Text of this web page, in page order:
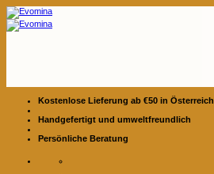
Zum
Inhalt
springen
Kostenlose Lieferung ab €50 in Österreich
Handgefertigt und umweltfreundlich
Persönliche Beratung